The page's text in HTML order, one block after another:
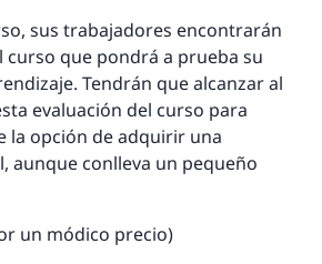
sus trabajadores encontrarán
curso que pondrá a prueba su
Tendrán que alcanzar al
evaluación del curso para
la opción de adquirir una
aunque conlleva un pequeño
un módico precio)